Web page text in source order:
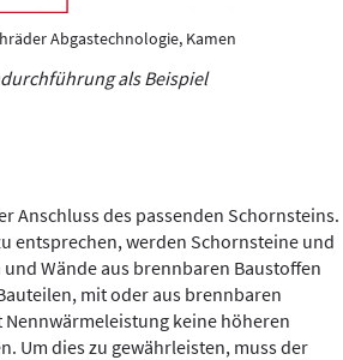
Abgastechnologie, Kamen
als Beispiel
Anschluss des passenden Schornsteins.
entsprechen, werden Schornsteine und
Wände aus brennbaren Baustoffen
mit oder aus brennbaren
keine höheren
Um dies zu gewährleisten, muss der